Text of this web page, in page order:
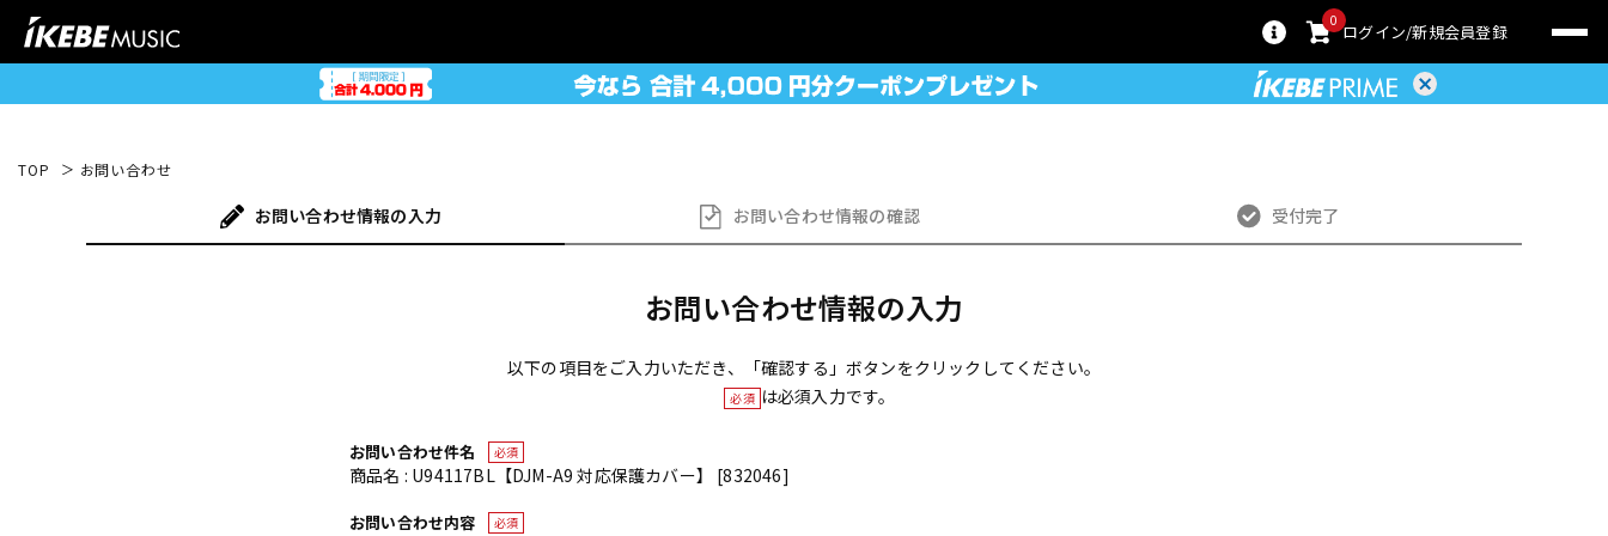
0
ログイン 新規会員登録
TOP お問い合わせ
お問い合わせ情報の入力 お問い合わせ情報の確認 受付完了
お問い合わせ情報の入力
以下の項目をご入力いただき、「確認する」ボタンをクリックしてください。
必須 は必須入力です。
お問い合わせ件名 必須
商品名 : U94117BL【DJM-A9 対応保護カバー】 [832046]
お問い合わせ内容 必須